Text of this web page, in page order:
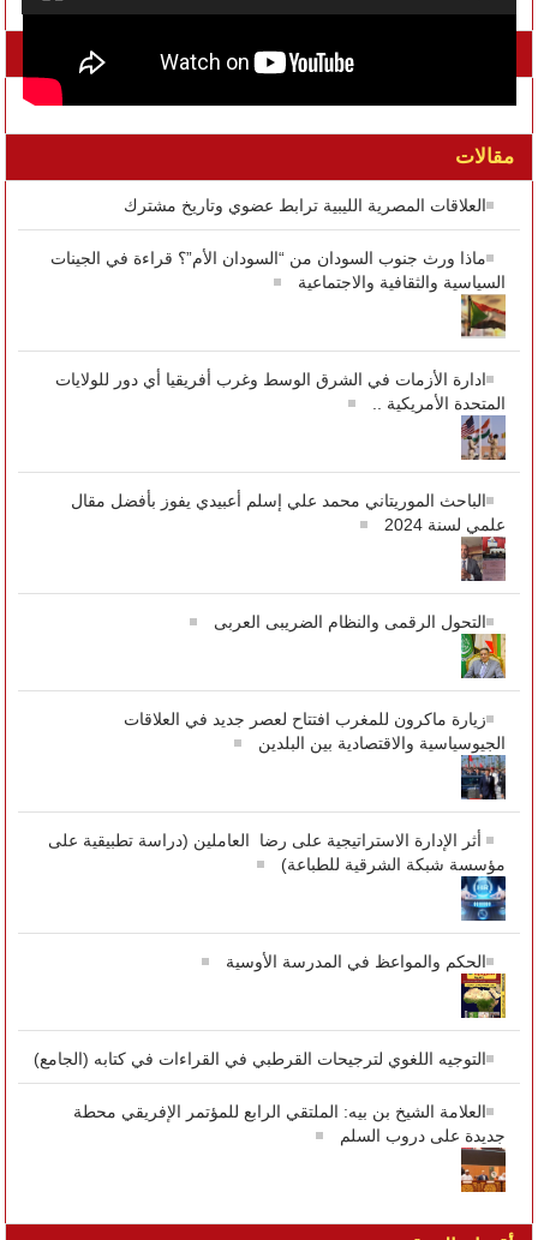
تواصل معنا على الفيسبوك
مقالات
العلاقات المصرية الليبية ترابط عضوي وتاريخ مشترك
ماذا ورث جنوب السودان من “السودان الأم”؟ قراءة في الجينات
السياسية والثقافية والاجتماعية
ادارة الأزمات في الشرق الوسط وغرب أفريقيا أي دور للولايات
المتحدة الأمريكية ..
الباحث الموريتاني محمد علي إسلم أعبيدي يفوز بأفضل مقال
علمي لسنة 2024
التحول الرقمى والنظام الضريبى العربى
زيارة ماكرون للمغرب افتتاح لعصر جديد في العلاقات
الجيوسياسية والاقتصادية بين البلدين
أثر الإدارة الاستراتيجية على رضا العاملين (دراسة تطبيقية على
مؤسسة شبكة الشرقية للطباعة)
الحكم والمواعظ في المدرسة الأوسية
التوجيه اللغوي لترجيحات القرطبي في القراءات في كتابه (الجامع)
العلامة الشيخ بن بيه: الملتقي الرابع للمؤتمر الإفريقي محطة
جديدة على دروب السلم